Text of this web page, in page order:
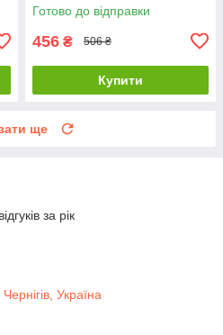
Готово до відправки
456 ₴ 506 ₴
Купити
ще
за рік
Україна